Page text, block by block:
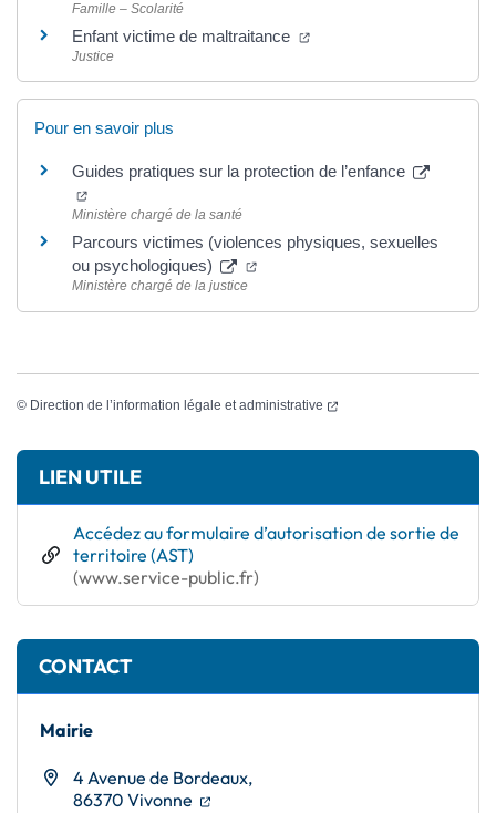
Famille – Scolarité
Enfant victime de maltraitance (ouverture dans un
Justice
Pour en savoir plus
Guides pratiques sur la protection de l’enfance
(ouverture dans un nouvel onglet)
Ministère chargé de la santé
Parcours victimes (violences physiques, sexuelles
ou psychologiques)
(ouverture dans un nouvel onglet)
Ministère chargé de la justice
© Direction de l’information légale et administrative (ouverture dans un
Informations complémentaires
LIEN UTILE
Accédez au formulaire d’autorisation de sortie de
territoire (AST)
(www.service-public.fr)
(ouverture dans un nouvel onglet)
CONTACT
Mairie
4 Avenue de Bordeaux,
86370 Vivonne (ouverture dans un nouvel onglet)
(ouverture dans un nouvel onglet)